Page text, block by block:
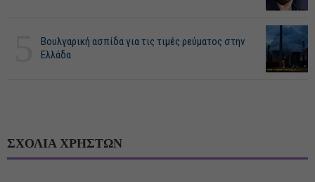
Βουλγαρική ασπίδα για τις τιμές ρεύματος στην
Ελλάδα
ΣΧΟΛΙΑ ΧΡΗΣΤΩΝ